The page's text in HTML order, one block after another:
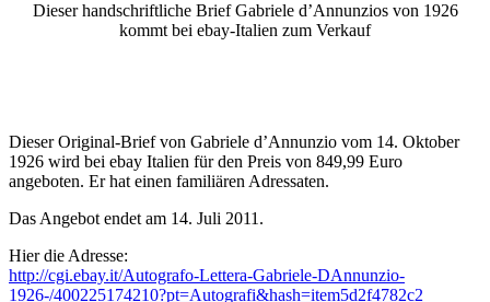
Dieser handschriftliche Brief Gabriele d’Annunzios von 1926
kommt bei ebay-Italien zum Verkauf
Dieser Original-Brief von Gabriele d’Annunzio vom 14. Oktober
1926 wird bei ebay Italien für den Preis von 849,99 Euro
angeboten. Er hat einen familiären Adressaten.
Das Angebot endet am 14. Juli 2011.
Hier die Adresse:
http://cgi.ebay.it/Autografo-Lettera-Gabriele-DAnnunzio-
1926-/400225174210?pt=Autografi&hash=item5d2f4782c2